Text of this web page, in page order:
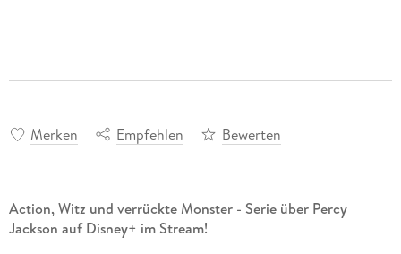
Merken Empfehlen Bewerten
Action, Witz und verrückte Monster - Serie über Percy
Jackson auf Disney+ im Stream!